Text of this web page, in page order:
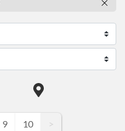
9 10 >